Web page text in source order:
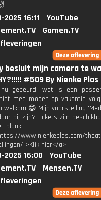
16:11
YouTube
Gamen.TV
besluit mijn camera te
#509 By Nienke Plas
gebeurd, wat is een
mee mogen op vakantie
welkom 😁 Mijn voorstelling
bij zijn? Tickets zijn
www.nienkeplas.com/
">Klik hier</a>
2025 16:00
YouTube
Mensen.TV